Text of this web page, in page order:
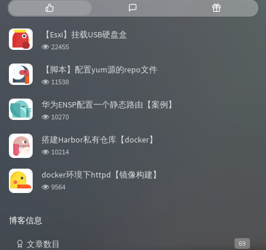
热
门
文
章
新
随
机
【Esxi】挂载USB硬盘盒
浏
次
数:
22455
【脚本】配置yum源的repo文件
浏
次
数:
11538
华为ENSP配置一个静态路由【案例】
浏
次
数:
10270
搭建Harbor私有仓库【docker】
浏
次
10214
docker环境下httpd【镜像构建】
浏
9564
博客信息
69
文章数目